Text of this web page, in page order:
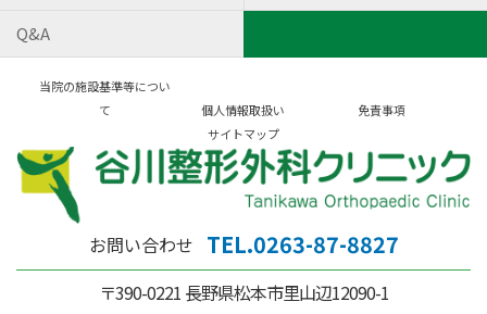
Q&A
当院の施設基準等につい
て
個人情報取扱い
免責事項
サイトマップ
お問い合わせ TEL.0263-87-8827
〒390-0221 長野県松本市里山辺12090-1